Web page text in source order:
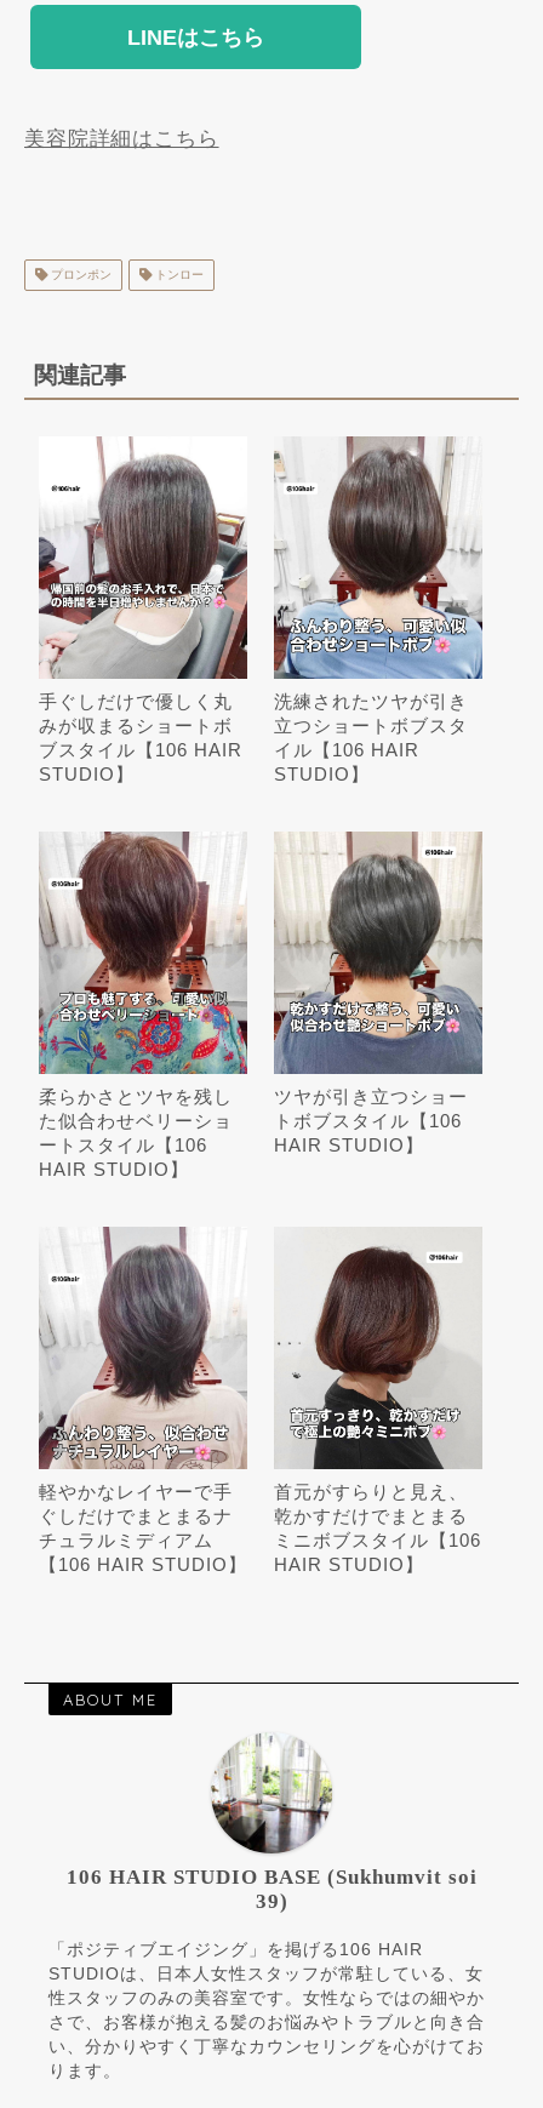
LINEはこちら
美容院詳細はこちら
プロンポン トンロー
関連記事
手ぐしだけで優しく丸
みが収まるショートボ
ブスタイル【106 HAIR
STUDIO】
洗練されたツヤが引き
立つショートボブスタ
イル【106 HAIR
STUDIO】
柔らかさとツヤを残し
た似合わせベリーショ
ートスタイル【106
HAIR STUDIO】
ツヤが引き立つショー
トボブスタイル【106
HAIR STUDIO】
軽やかなレイヤーで手
ぐしだけでまとまるナ
チュラルミディアム
【106 HAIR STUDIO】
首元がすらりと見え、
乾かすだけでまとまる
ミニボブスタイル【106
HAIR STUDIO】
ABOUT ME
106 HAIR STUDIO BASE (Sukhumvit soi
39)
「ポジティブエイジング」を掲げる106 HAIR
STUDIOは、日本人女性スタッフが常駐している、女
性スタッフのみの美容室です。女性ならではの細やか
さで、お客様が抱える髪のお悩みやトラブルと向き合
い、分かりやすく丁寧なカウンセリングを心がけてお
ります。